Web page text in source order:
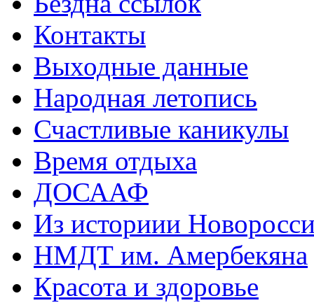
Контакты
Выходные данные
Народная летопись
Счастливые каникулы
Время отдыха
ДОСААФ
Из историии
НМДТ им. Амербекяна
Красота и здоровье